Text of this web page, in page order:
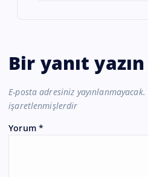
Bir yanıt yazın
E-posta adresiniz yayınlanmayacak.
işaretlenmişlerdir
Yorum *